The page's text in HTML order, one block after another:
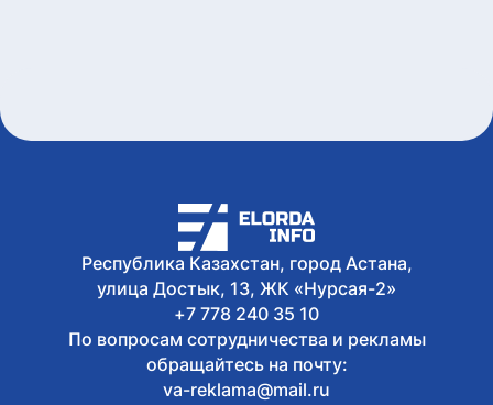
Республика Казахстан, город Астана,
улица Достык, 13, ЖК «Нурсая-2»
+7 778 240 35 10
По вопросам сотрудничества и рекламы
обращайтесь на почту:
va-reklama@mail.ru